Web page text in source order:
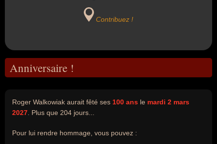
Contribuez !
Anniversaire !
Roger Walkowiak aurait fêté ses 100 ans le mardi 2 mars
2027 . Plus que 204 jours...
Pour lui rendre hommage, vous pouvez :